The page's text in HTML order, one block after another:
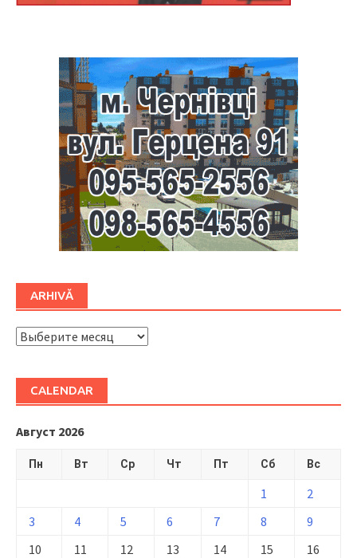
ARHIVĂ
ARHIVĂ
CALENDAR
Август 2026
Пн Вт Ср Чт Пт Сб Вс
1
2
3
4 5 6 7 8
9
10
11 12 13 14 15
16